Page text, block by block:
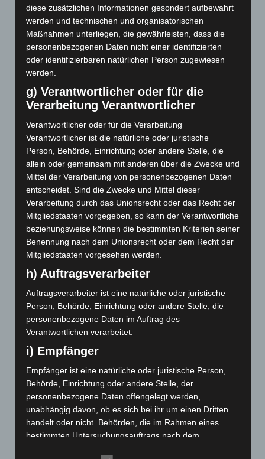
Spiritualität Sprache Synchronie
Systemische Therapie Therapie Training Trauma
Umwelt Verkörperung
Soma Festival 2025
Die Psychosomatik erkundet das Selbst III
Die Psychosomatik erkundet das Selbst II
Die Psychosomatik erkundet das Selbst
Die Psychoanalyse erkundet Leiblichkeit
Sie finden mich hier:
Bernd Laserstein, Heilpraktiker, "The
European Certificate of Psychotherapy",
Schwarzwaldstraße 99, 79117 Freiburg,
Telefon: 0761-2172229 (AB)
diese zusätzlichen Informationen gesondert aufbewahrt
werden und technischen und organisatorischen
Maßnahmen unterliegen, die gewährleisten, dass die
personenbezogenen Daten nicht einer identifizierten
oder identifizierbaren natürlichen Person zugewiesen
werden.
g) Verantwortlicher oder für die
Verarbeitung Verantwortlicher
Verantwortlicher oder für die Verarbeitung
Verantwortlicher ist die natürliche oder juristische
Person, Behörde, Einrichtung oder andere Stelle, die
allein oder gemeinsam mit anderen über die Zwecke und
Mittel der Verarbeitung von personenbezogenen Daten
entscheidet. Sind die Zwecke und Mittel dieser
Verarbeitung durch das Unionsrecht oder das Recht der
Mitgliedstaaten vorgegeben, so kann der Verantwortliche
beziehungsweise können die bestimmten Kriterien seiner
Benennung nach dem Unionsrecht oder dem Recht der
Mitgliedstaaten vorgesehen werden.
h) Auftragsverarbeiter
Auftragsverarbeiter ist eine natürliche oder juristische
Person, Behörde, Einrichtung oder andere Stelle, die
personenbezogene Daten im Auftrag des
Verantwortlichen verarbeitet.
i) Empfänger
Empfänger ist eine natürliche oder juristische Person,
Behörde, Einrichtung oder andere Stelle, der
personenbezogene Daten offengelegt werden,
unabhängig davon, ob es sich bei ihr um einen Dritten
handelt oder nicht. Behörden, die im Rahmen eines
bestimmten Untersuchungsauftrags nach dem